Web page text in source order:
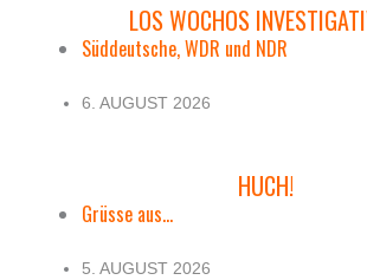
LOS WOCHOS
Süddeutsche, WDR und NDR
6. AUGUST 2026
HUCH!
Grüsse aus...
5. AUGUST 2026